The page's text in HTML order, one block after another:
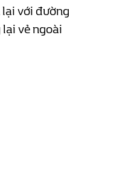
với đường
vẻ ngoài